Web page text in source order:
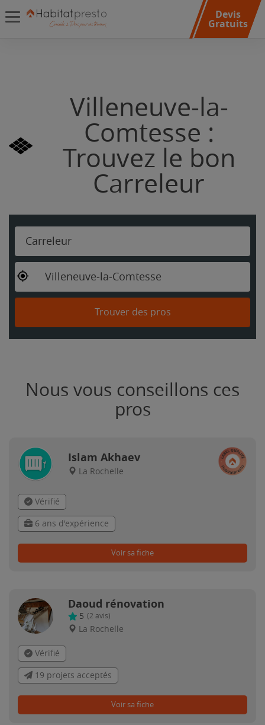
Devis
Gratuits
Villeneuve-la-
Comtesse :
Trouvez le bon
Carreleur
Carreleur
Villeneuve-la-Comtesse
Trouver des pros
Nous vous conseillons ces
pros
Islam Akhaev
La Rochelle
Vérifié
6 ans d'expérience
Voir sa fiche
Daoud rénovation
5 (2 avis)
La Rochelle
Vérifié
19 projets acceptés
Voir sa fiche